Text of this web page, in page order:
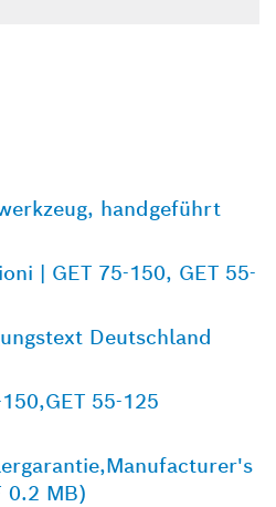
handgeführt
| GET 75-150, GET 55-
Deutschland
55-125
0.2 MB)